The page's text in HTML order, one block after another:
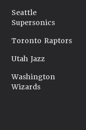
Seattle
Supersonics
Toronto Raptors
Utah Jazz
Washington
Wizards